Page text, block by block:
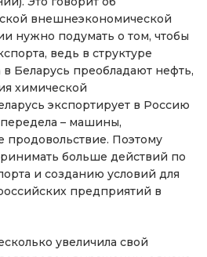
внешнеэкономической
нужно подумать о том, чтобы
ведь в структуре
в Беларусь преобладают нефть,
химической
экспортирует в Россию
– машины,
продовольствие. Поэтому
больше действий по
и созданию условий для
предприятий в
увеличила свой